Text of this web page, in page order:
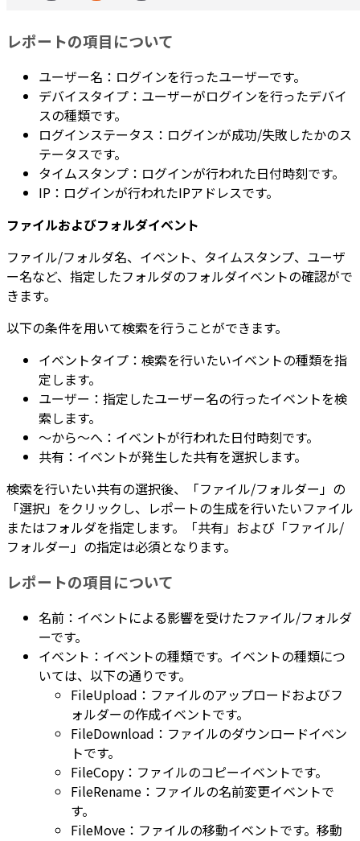
レポートの項目について
ユーザー名：ログインを行ったユーザーです。
デバイスタイプ：ユーザーがログインを行ったデバイ
スの種類です。
ログインステータス：ログインが成功/失敗したかのス
テータスです。
タイムスタンプ：ログインが行われた日付時刻です。
IP：ログインが行われたIPアドレスです。
ファイルおよびフォルダイベント
ファイル/フォルダ名、イベント、タイムスタンプ、ユーザ
ー名など、指定したフォルダのフォルダイベントの確認がで
きます。
以下の条件を用いて検索を行うことができます。
イベントタイプ：検索を行いたいイベントの種類を指
定します。
ユーザー：指定したユーザー名の行ったイベントを検
索します。
～から～へ：イベントが行われた日付時刻です。
共有：イベントが発生した共有を選択します。
検索を行いたい共有の選択後、「ファイル/フォルダー」の
「選択」をクリックし、レポートの生成を行いたいファイル
またはフォルダを指定します。「共有」および「ファイル/
フォルダー」の指定は必須となります。
レポートの項目について
名前：イベントによる影響を受けたファイル/フォルダ
ーです。
イベント：イベントの種類です。イベントの種類につ
いては、以下の通りです。
FileUpload：ファイルのアップロードおよびフ
ォルダーの作成イベントです。
FileDownload：ファイルのダウンロードイベン
トです。
FileCopy：ファイルのコピーイベントです。
FileRename：ファイルの名前変更イベントで
す。
FileMove：ファイルの移動イベントです。移動